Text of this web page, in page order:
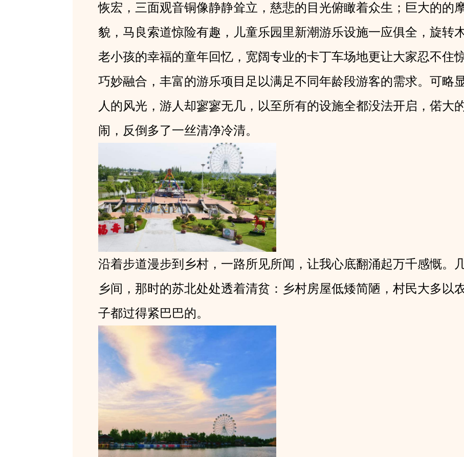
恢宏，三面观音铜像静静耸立，慈悲的目光俯瞰着众生；巨大的的
貌，马良索道惊险有趣，儿童乐园里新潮游乐设施一应俱全，旋转
老小孩的幸福的童年回忆，宽阔专业的卡丁车场地更让大家忍不住
巧妙融合，丰富的游乐项目足以满足不同年龄段游客的需求。可略
人的风光，游人却寥寥无几，以至所有的设施全都没法开启，偌大
闹，反倒多了一丝清净冷清。
沿着步道漫步到乡村，一路所见所闻，让我心底翻涌起万千感慨。
乡间，那时的苏北处处透着清贫：乡村房屋低矮简陋，村民大多以
子都过得紧巴巴的。